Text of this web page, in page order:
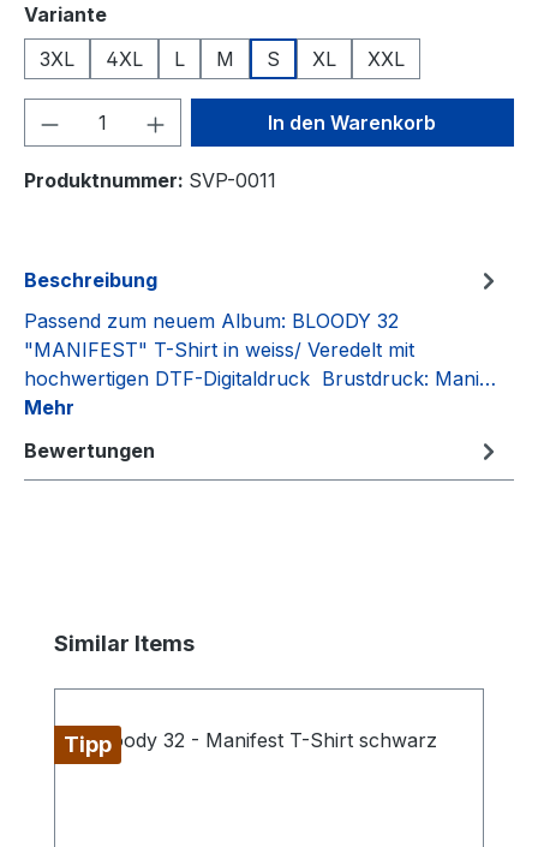
Varianteauswählen
3XL
4XL L M S XL XXL
Produkt Anzahl: Gib denIn den Warenkorb
Produktnummer: SVP-0011
Beschreibung
Passend zum neuem Album: BLOODY 32
"MANIFEST" T-Shirt in weiss/ Veredelt mit
hochwertigen DTF-Digitaldruck Brustdruck: Mani…
Mehr
Bewertungen
Produktgalerie überspringen
Similar Items
Tipp